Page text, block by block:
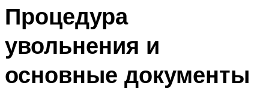
Процедура
увольнения и
основные документы